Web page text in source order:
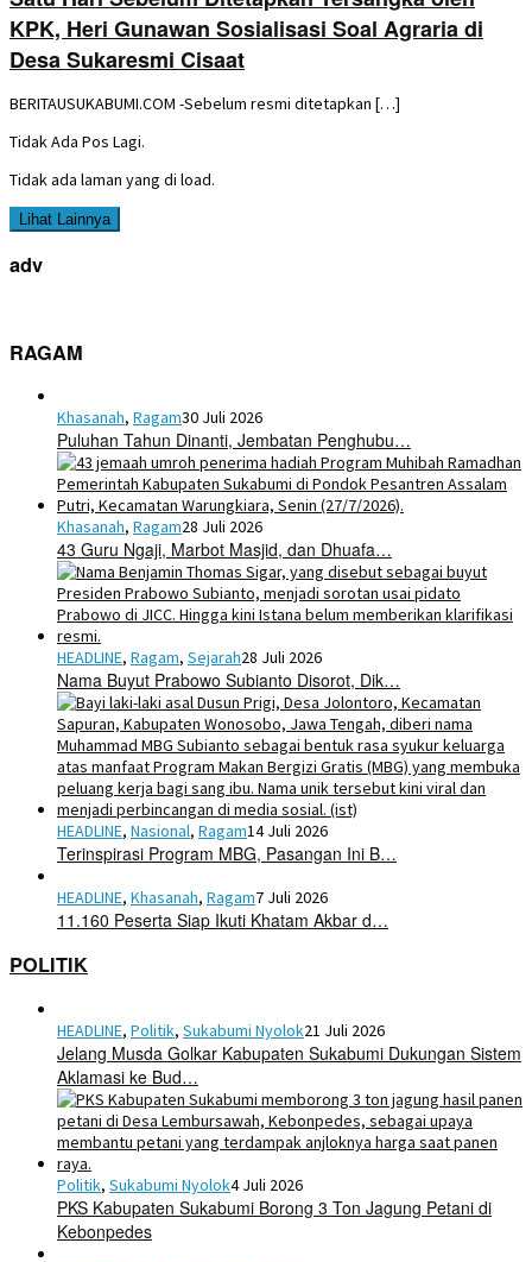
KPK, Heri Gunawan Sosialisasi Soal Agraria di
Desa Sukaresmi Cisaat
BERITAUSUKABUMI.COM -Sebelum resmi ditetapkan […]
Tidak Ada Pos Lagi.
Tidak ada laman yang di load.
Lihat Lainnya
adv
RAGAM
Khasanah, Ragam30 Juli 2026
Puluhan Tahun Dinanti, Jembatan Penghubu…
Khasanah, Ragam28 Juli 2026
43 Guru Ngaji, Marbot Masjid, dan Dhuafa…
HEADLINE, Ragam, Sejarah28 Juli 2026
Nama Buyut Prabowo Subianto Disorot, Dik…
HEADLINE, Nasional, Ragam14 Juli 2026
Terinspirasi Program MBG, Pasangan Ini B…
HEADLINE, Khasanah, Ragam7 Juli 2026
11.160 Peserta Siap Ikuti Khatam Akbar d…
POLITIK
HEADLINE, Politik, Sukabumi Nyolok21 Juli 2026
Jelang Musda Golkar Kabupaten Sukabumi Dukungan Sistem
Aklamasi ke Bud…
Politik, Sukabumi Nyolok4 Juli 2026
PKS Kabupaten Sukabumi Borong 3 Ton Jagung Petani di
Kebonpedes